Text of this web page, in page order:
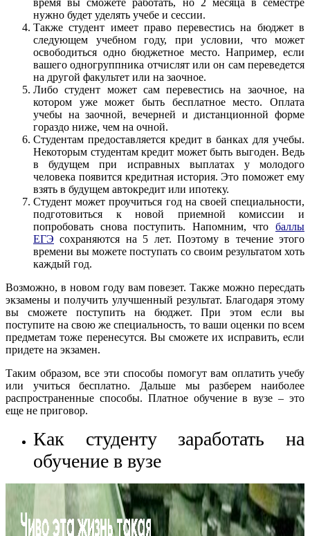
время вы сможете работать, но 2 месяца в семестре
нужно будет уделять учебе и сессии.
Также студент имеет право перевестись на бюджет в
следующем учебном году, при условии, что может
освободиться одно бюджетное место. Например, если
вашего одногруппника отчислят или он сам переведется
на другой факультет или на заочное.
Либо студент может сам перевестись на заочное, на
котором уже может быть бесплатное место. Оплата
учебы на заочной, вечерней и дистанционной форме
гораздо ниже, чем на очной.
Студентам предоставляется кредит в банках для учебы.
Некоторым студентам кредит может быть выгоден. Ведь
в будущем при исправных выплатах у молодого
человека появится кредитная история. Это поможет ему
взять в будущем автокредит или ипотеку.
Студент может проучиться год на своей специальности,
подготовиться к новой приемной комиссии и
попробовать снова поступить. Напомним, что баллы
ЕГЭ сохраняются на 5 лет. Поэтому в течение этого
времени вы можете поступать со своим результатом хоть
каждый год.
Возможно, в новом году вам повезет. Также можно пересдать
экзамены и получить улучшенный результат. Благодаря этому
вы сможете поступить на бюджет. При этом если вы
поступите на свою же специальность, то ваши оценки по всем
предметам тоже перенесутся. Вы сможете их исправить, если
придете на экзамен.
Таким образом, все эти способы помогут вам оплатить учебу
или учиться бесплатно. Дальше мы разберем наиболее
распространенные способы. Платное обучение в вузе – это
еще не приговор.
Как студенту заработать на
обучение в вузе